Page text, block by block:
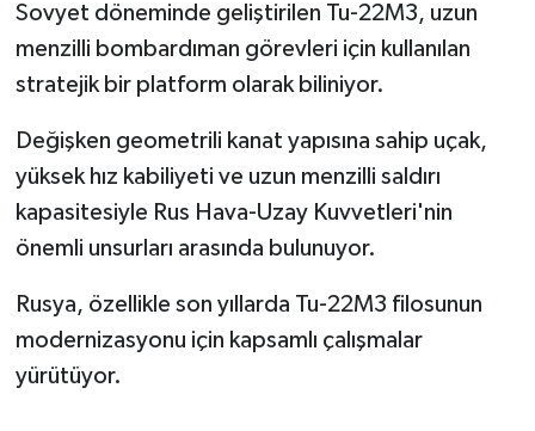
Sovyet döneminde geliştirilen Tu-22M3, uzun
menzilli bombardıman görevleri için kullanılan
stratejik bir platform olarak biliniyor.
Değişken geometrili kanat yapısına sahip uçak,
yüksek hız kabiliyeti ve uzun menzilli saldırı
kapasitesiyle Rus Hava-Uzay Kuvvetleri'nin
önemli unsurları arasında bulunuyor.
Rusya, özellikle son yıllarda Tu-22M3 filosunun
modernizasyonu için kapsamlı çalışmalar
yürütüyor.